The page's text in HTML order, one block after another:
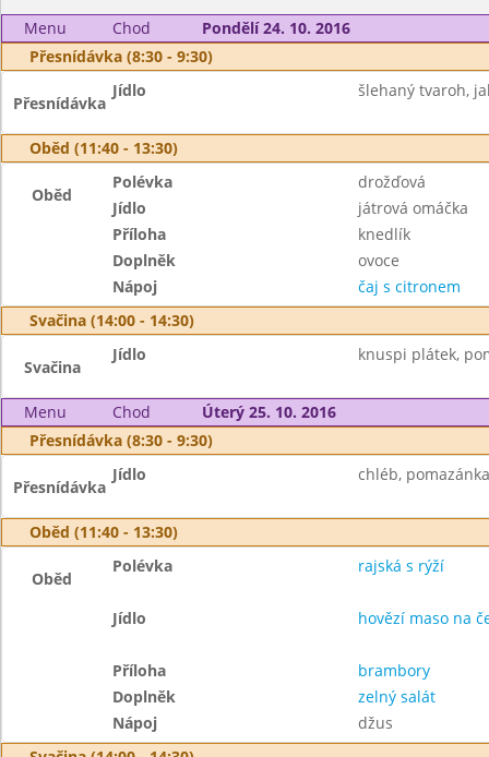
Menu Chod
Pondělí 24. 10. 2016
Přesnídávka (8:30 - 9:30)
Přesnídávka
Jídlo šlehaný tvaroh,
Oběd (11:40 - 13:30)
Oběd
Polévka
drožďová
Jídlo
játrová omáčka
Příloha
knedlík
Doplněk
ovoce
Nápoj
čaj s citronem
Svačina (14:00 - 14:30)
Svačina
Jídlo knuspi plátek,
Menu Chod
Úterý 25. 10. 2016
Přesnídávka (8:30 - 9:30)
Přesnídávka
Jídlo chléb,
Oběd (11:40 - 13:30)
Oběd
Polévka rajská s rýží
Jídlo hovězí maso na
Příloha
brambory
Doplněk
zelný salát
Nápoj
džus